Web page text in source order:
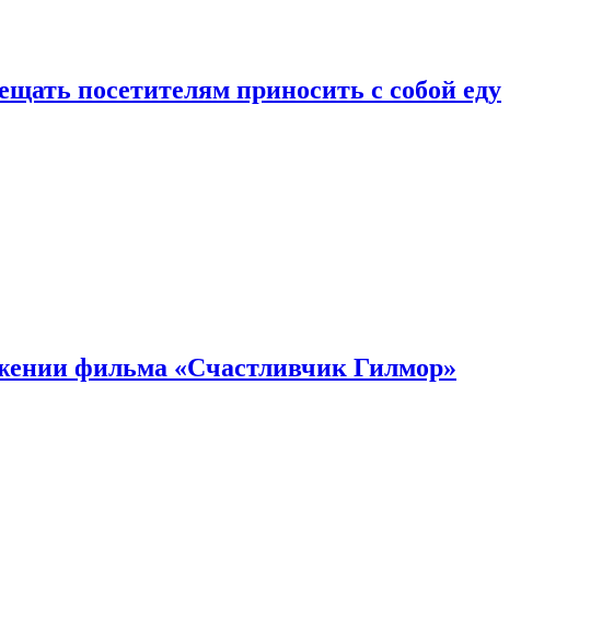
посетителям приносить с собой еду
фильма «Счастливчик Гилмор»